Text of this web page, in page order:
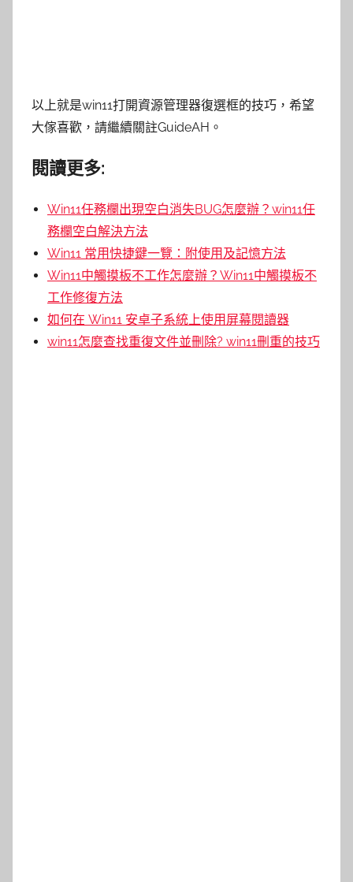
以上就是win11打開資源管理器復選框的技巧，希望
大傢喜歡，請繼續關註GuideAH。
閱讀更多:
Win11任務欄出現空白消失BUG怎麼辦？win11任
務欄空白解決方法
Win11 常用快捷鍵一覽：附使用及記憶方法
Win11中觸摸板不工作怎麼辦？Win11中觸摸板不
工作修復方法
如何在 Win11 安卓子系統上使用屏幕閱讀器
win11怎麼查找重復文件並刪除? win11刪重的技巧